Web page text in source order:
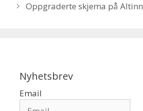
Oppgraderte skjema på Altinn
Nyhetsbrev
Email